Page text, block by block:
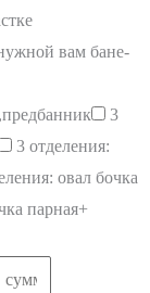
вам бане-
3
3 отделения:
овал бочка
парная+